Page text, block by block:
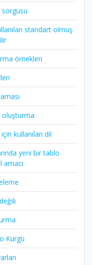
standart olmuş
örnekleri
oluşturma
kullanılan dil
yeni bir tablo
amacı
Kurgu